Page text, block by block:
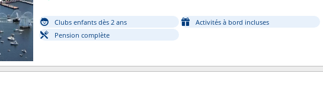
Clubs enfants dès 2 ans
Activités à bord incluses
Pension complète